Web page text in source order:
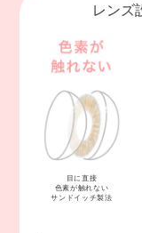
レンズ
目に直接
色素が触れない
サンドイッチ製法